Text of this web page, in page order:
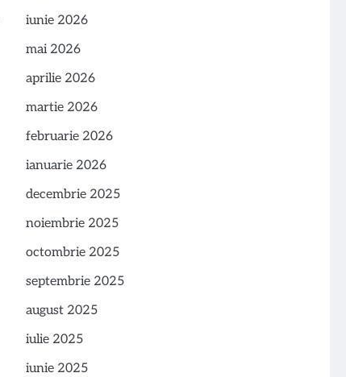
iunie 2026
mai 2026
aprilie 2026
martie 2026
februarie 2026
ianuarie 2026
decembrie 2025
noiembrie 2025
octombrie 2025
septembrie 2025
august 2025
iulie 2025
iunie 2025